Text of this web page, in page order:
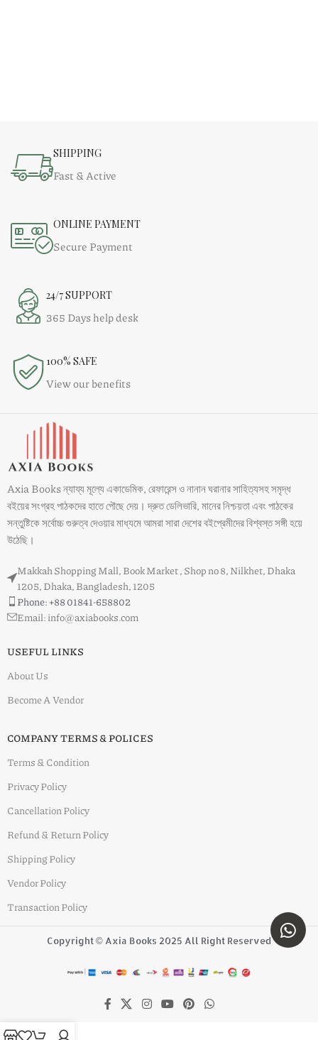
SHIPPING
Fast & Active
ONLINE PAYMENT
Secure Payment
24/7 SUPPORT
365 Days help desk
100% SAFE
View our benefits
Axia Books ন্যায্য মূল্যে একাডেমিক, রেফারেন্স ও নানান ঘরানার সাহিত্যসহ সমৃদ্ধ
বইয়ের সংগ্রহ পাঠকদের হাতে পৌছে দেয়। দ্রুত ডেলিভারি, মানের নিশ্চয়তা এবং পাঠকের
সন্তুষ্টিকে সর্বোচ্চ গুরুত্ব দেওয়ার মাধ্যমে আমরা সারা দেশের বইপ্রেমীদের বিশ্বস্ত সঙ্গী হয়ে
উঠেছি।
Makkah Shopping Mall, Book Market , Shop no 8, Nilkhet, Dhaka
1205, Dhaka, Bangladesh, 1205
Phone: +88 01841-658802
Email: info@axiabooks.com
USEFUL LINKS
About Us
Become A Vendor
COMPANY TERMS & POLICES
Terms & Condition
Privacy Policy
Cancellation Policy
Refund & Return Policy
Shipping Policy
Vendor Policy
Transaction Policy
Copyright © Axia Books 2025 All Right Reserved